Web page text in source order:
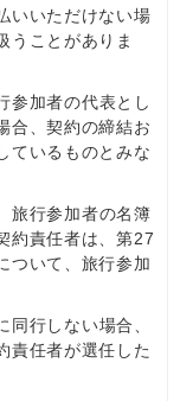
いいただけない場
うことがありま
参加者の代表とし
合、契約の締結お
ているものとみな
旅行参加者の名簿
約責任者は、第27
ついて、旅行参加
行しない場合、
責任者が選任した